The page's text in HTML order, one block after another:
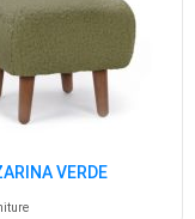
VERDE